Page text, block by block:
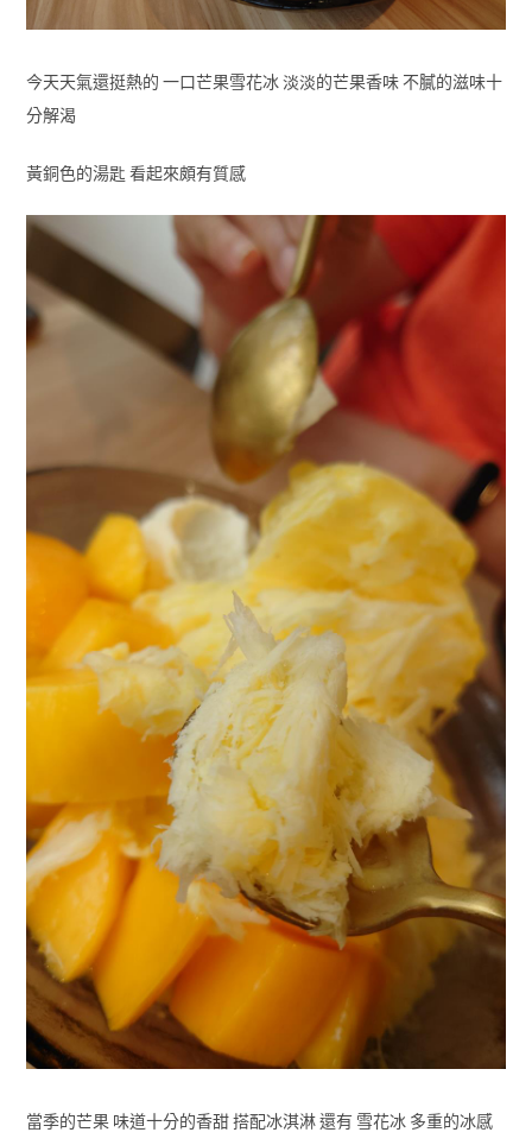
今天天氣還挺熱的 一口芒果雪花冰 淡淡的芒果香味 不膩的滋味十
分解渴
黃銅色的湯匙 看起來頗有質感
當季的芒果 味道十分的香甜 搭配冰淇淋 還有 雪花冰 多重的冰感